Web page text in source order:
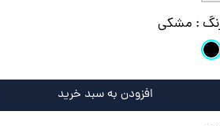
: مشکی
افزودن به سبد خرید